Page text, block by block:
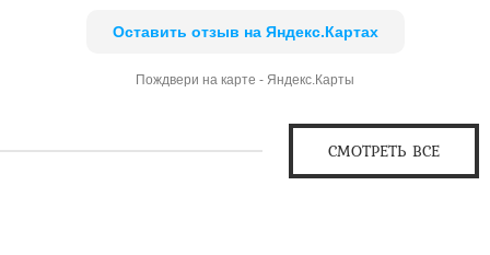
Оставить отзыв на Яндекс.Картах
Пождвери на карте - Яндекс.Карты
СМОТРЕТЬ ВСЕ